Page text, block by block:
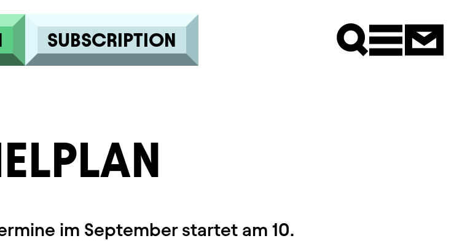
SUBSCRIPTION
im September startet am 10.